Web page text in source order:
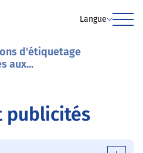
Langue
Menu
d'étiquetage
aux...
publicités